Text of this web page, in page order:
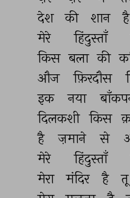
देश
की शान है
मेरे
हिंदुस्ताँ
किस बला की
औज
फ़िरदौस
इक
नया
दिलकशी किस
है
ज़माने से
मेरे
हिंदुस्ताँ
मेरा
मंदिर है तू